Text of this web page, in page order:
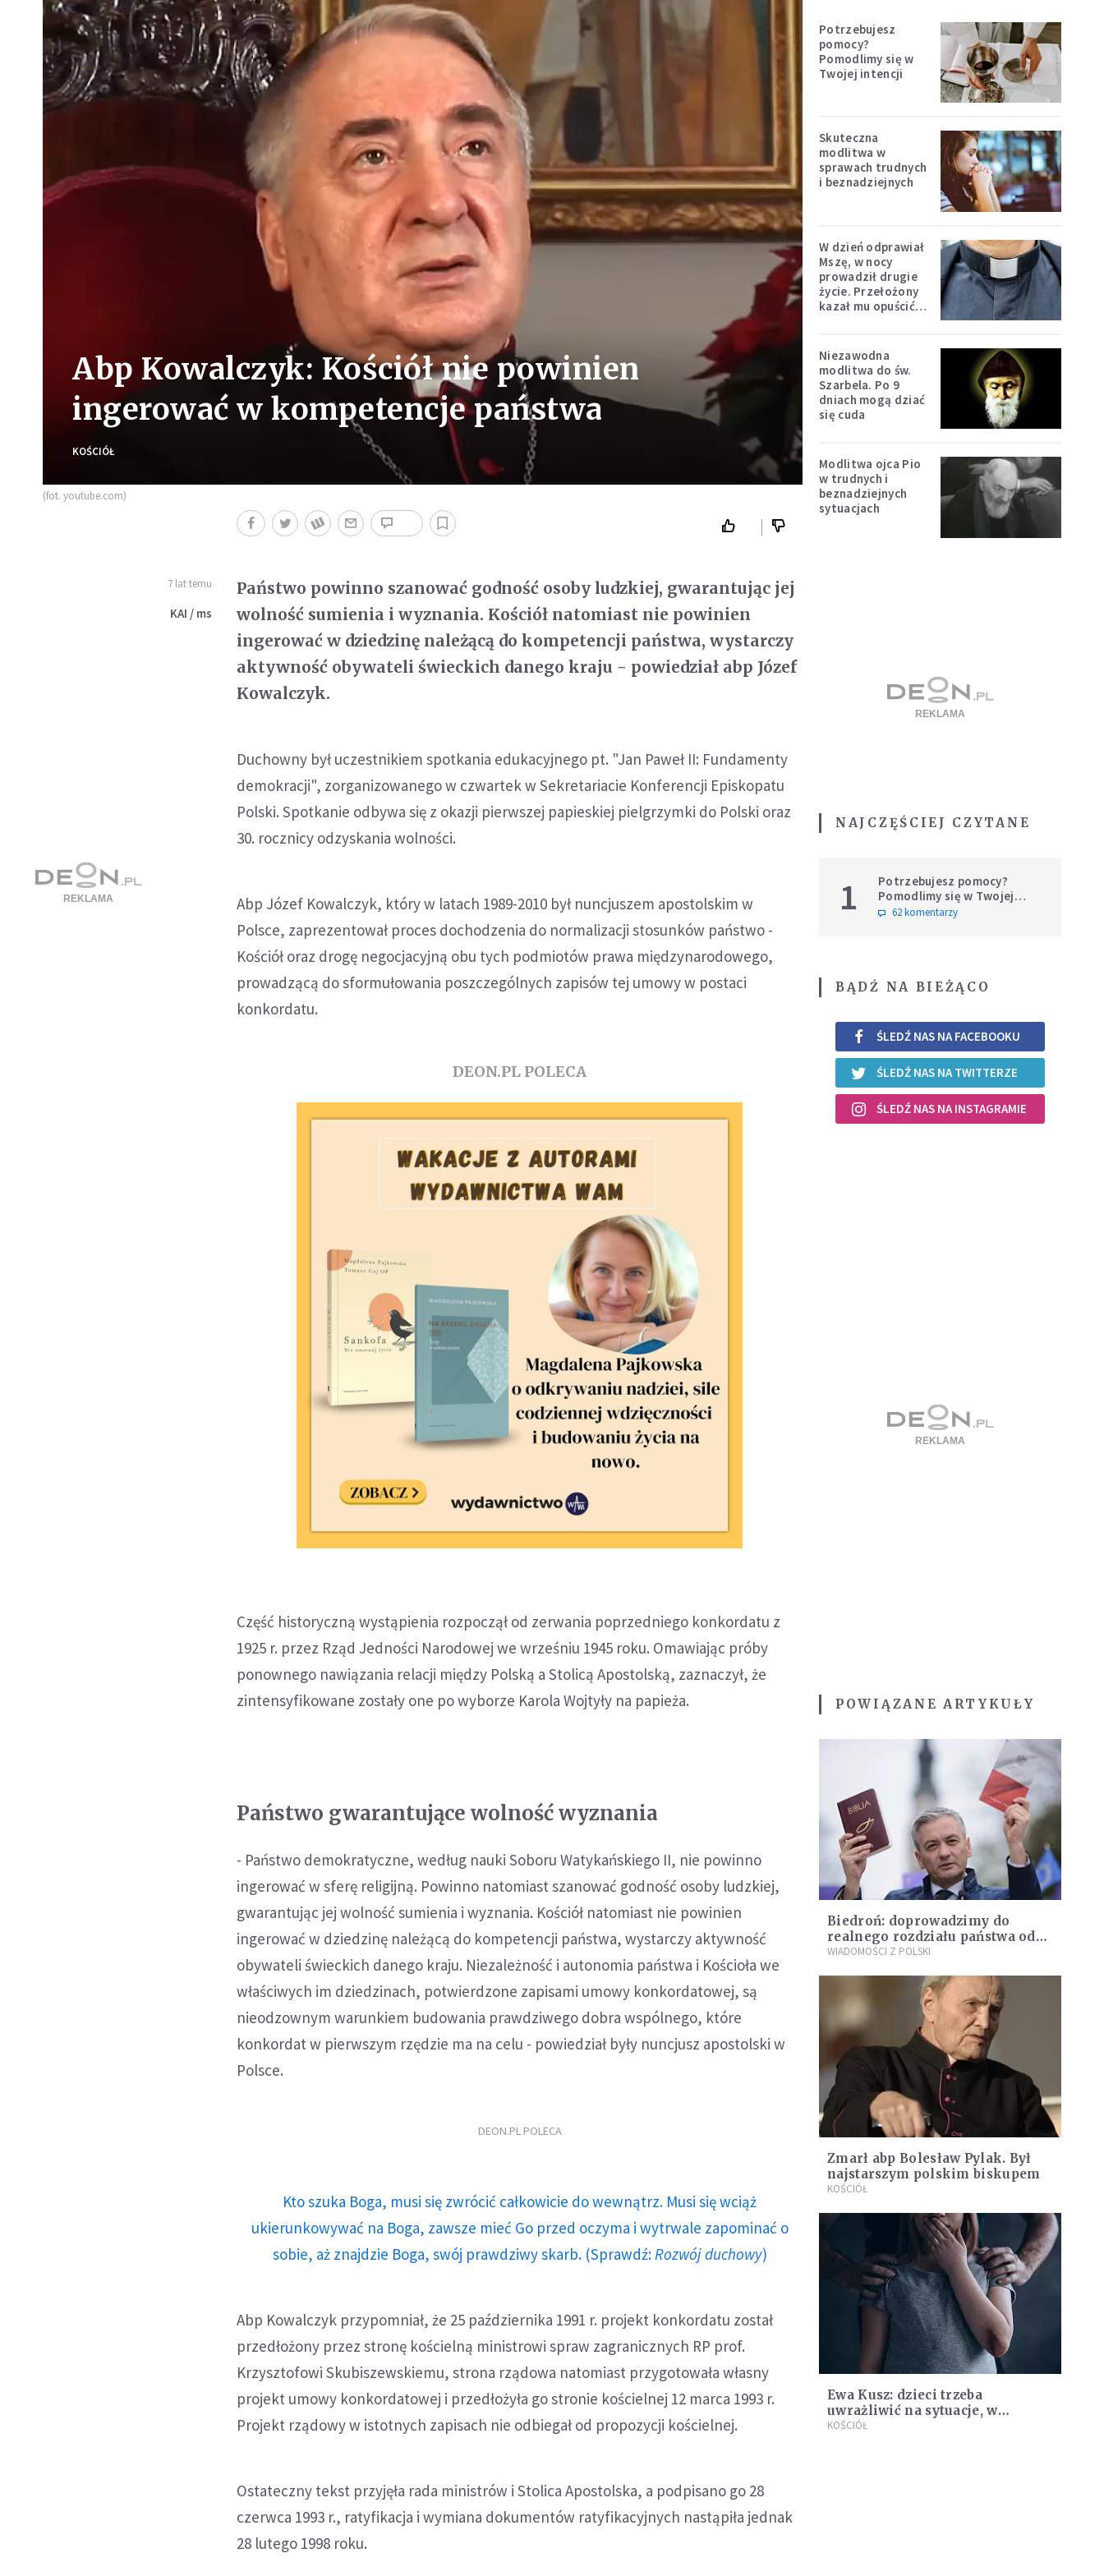
Abp Kowalczyk: Kościół nie powinien
ingerować w kompetencje państwa
KOŚCIÓŁ
(fot. youtube.com)
7 lat temu
KAI / ms
Państwo powinno szanować godność osoby ludzkiej, gwarantując jej
wolność sumienia i wyznania. Kościół natomiast nie powinien
ingerować w dziedzinę należącą do kompetencji państwa, wystarczy
aktywność obywateli świeckich danego kraju - powiedział abp Józef
Kowalczyk.
Duchowny był uczestnikiem spotkania edukacyjnego pt. "Jan Paweł II: Fundamenty
demokracji", zorganizowanego w czwartek w Sekretariacie Konferencji Episkopatu
Polski. Spotkanie odbywa się z okazji pierwszej papieskiej pielgrzymki do Polski oraz
30. rocznicy odzyskania wolności.
Abp Józef Kowalczyk, który w latach 1989-2010 był nuncjuszem apostolskim w
Polsce, zaprezentował proces dochodzenia do normalizacji stosunków państwo -
Kościół oraz drogę negocjacyjną obu tych podmiotów prawa międzynarodowego,
prowadzącą do sformułowania poszczególnych zapisów tej umowy w postaci
konkordatu.
DEON.PL POLECA
Część historyczną wystąpienia rozpoczął od zerwania poprzedniego konkordatu z
1925 r. przez Rząd Jedności Narodowej we wrześniu 1945 roku. Omawiając próby
ponownego nawiązania relacji między Polską a Stolicą Apostolską, zaznaczył, że
zintensyfikowane zostały one po wyborze Karola Wojtyły na papieża.
Państwo gwarantujące wolność wyznania
- Państwo demokratyczne, według nauki Soboru Watykańskiego II, nie powinno
ingerować w sferę religijną. Powinno natomiast szanować godność osoby ludzkiej,
gwarantując jej wolność sumienia i wyznania. Kościół natomiast nie powinien
ingerować w dziedzinę należącą do kompetencji państwa, wystarczy aktywność
obywateli świeckich danego kraju. Niezależność i autonomia państwa i Kościoła we
właściwych im dziedzinach, potwierdzone zapisami umowy konkordatowej, są
nieodzownym warunkiem budowania prawdziwego dobra wspólnego, które
konkordat w pierwszym rzędzie ma na celu - powiedział były nuncjusz apostolski w
Polsce.
DEON.PL POLECA
Kto szuka Boga, musi się zwrócić całkowicie do wewnątrz. Musi się wciąż
ukierunkowywać na Boga, zawsze mieć Go przed oczyma i wytrwale zapominać o
sobie, aż znajdzie Boga, swój prawdziwy skarb. (Sprawdź: Rozwój duchowy)
Abp Kowalczyk przypomniał, że 25 października 1991 r. projekt konkordatu został
przedłożony przez stronę kościelną ministrowi spraw zagranicznych RP prof.
Krzysztofowi Skubiszewskiemu, strona rządowa natomiast przygotowała własny
projekt umowy konkordatowej i przedłożyła go stronie kościelnej 12 marca 1993 r.
Projekt rządowy w istotnych zapisach nie odbiegał od propozycji kościelnej.
Ostateczny tekst przyjęła rada ministrów i Stolica Apostolska, a podpisano go 28
czerwca 1993 r., ratyfikacja i wymiana dokumentów ratyfikacyjnych nastąpiła jednak
28 lutego 1998 roku.
Potrzebujesz
pomocy?
Pomodlimy się w
Twojej intencji
Skuteczna
modlitwa w
sprawach trudnych
i beznadziejnych
W dzień odprawiał
Mszę, w nocy
prowadził drugie
życie. Przełożony
kazał mu opuścić
Niezawodna
modlitwa do św.
Szarbela. Po 9
dniach mogą dziać
się cuda
Modlitwa ojca Pio
w trudnych i
beznadziejnych
sytuacjach
NAJCZĘŚCIEJ CZYTANE
1
Potrzebujesz pomocy?
Pomodlimy się w Twojej
intencji
62 komentarzy
BĄDŹ NA BIEŻĄCO
ŚLEDŹ NAS NA FACEBOOKU
ŚLEDŹ NAS NA TWITTERZE
ŚLEDŹ NAS NA INSTAGRAMIE
POWIĄZANE ARTYKUŁY
Biedroń: doprowadzimy do
realnego rozdziału państwa od
Kościoła
WIADOMOŚCI Z POLSKI
Zmarł abp Bolesław Pylak. Był
najstarszym polskim biskupem
KOŚCIÓŁ
Ewa Kusz: dzieci trzeba
uwrażliwić na sytuacje, w
których powinny powiedzieć
KOŚCIÓŁ